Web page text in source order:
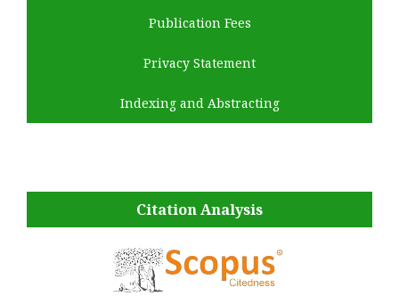
Publication Fees
Privacy Statement
Indexing and Abstracting
Citation Analysis